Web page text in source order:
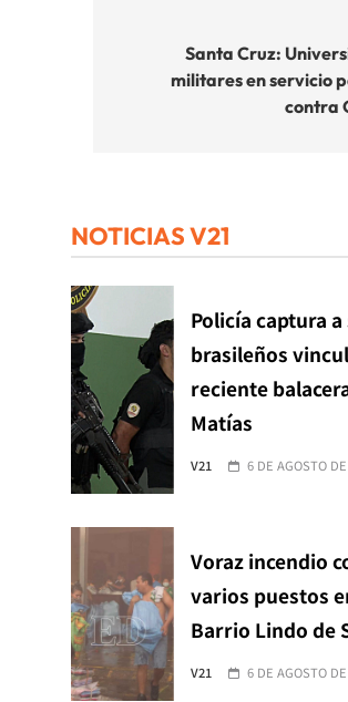
entradas
Santa Cruz:
militares en servicio
contra
NOTICIAS V21
Policía captura
brasileños
reciente
Matías
V21 6 DE AGOSTO
Voraz incendio
varios puestos
Barrio Lindo de
V21 6 DE AGOSTO